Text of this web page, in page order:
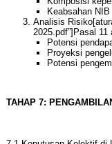
Keabsahan NIB
Analisis
2025.pdf”]Pasal
Potensi
Proyeksi
Potensi
TAHAP 7: